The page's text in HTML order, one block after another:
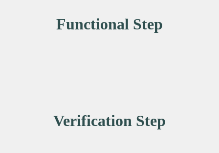
Functional Step
Verification Step